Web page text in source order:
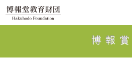
博報賞